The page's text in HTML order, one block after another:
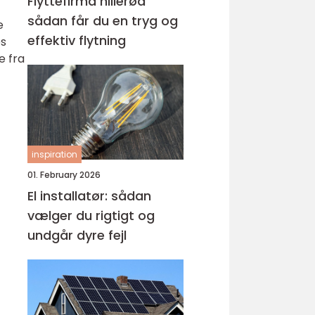
fra
sådan får du en tryg og
effektiv flytning
inspiration
01. February 2026
El installatør: sådan
vælger du rigtigt og
undgår dyre fejl